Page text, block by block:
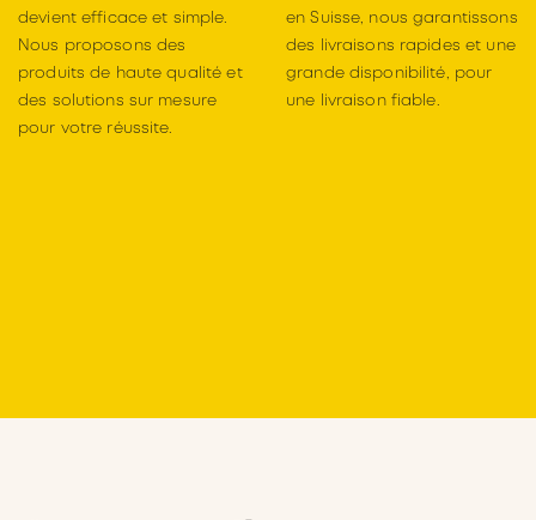
devient efficace et simple.
Nous proposons des
produits de haute qualité et
des solutions sur mesure
pour votre réussite.
en Suisse, nous garantissons
des livraisons rapides et une
grande disponibilité, pour
une livraison fiable.